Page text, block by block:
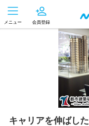
メニュー 会員登録
キャリアを伸ばし